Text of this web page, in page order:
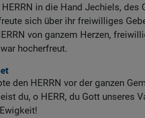
in die Hand Jechiels, des
sich über ihr freiwilliges
von ganzem Herzen,
hocherfreut.
den HERRN vor der ganzen
du, o HERR, du Gott unseres